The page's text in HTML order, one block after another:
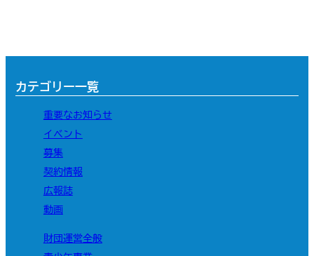
カテゴリー一覧
重要なお知らせ
イベント
募集
契約情報
広報誌
動画
財団運営全般